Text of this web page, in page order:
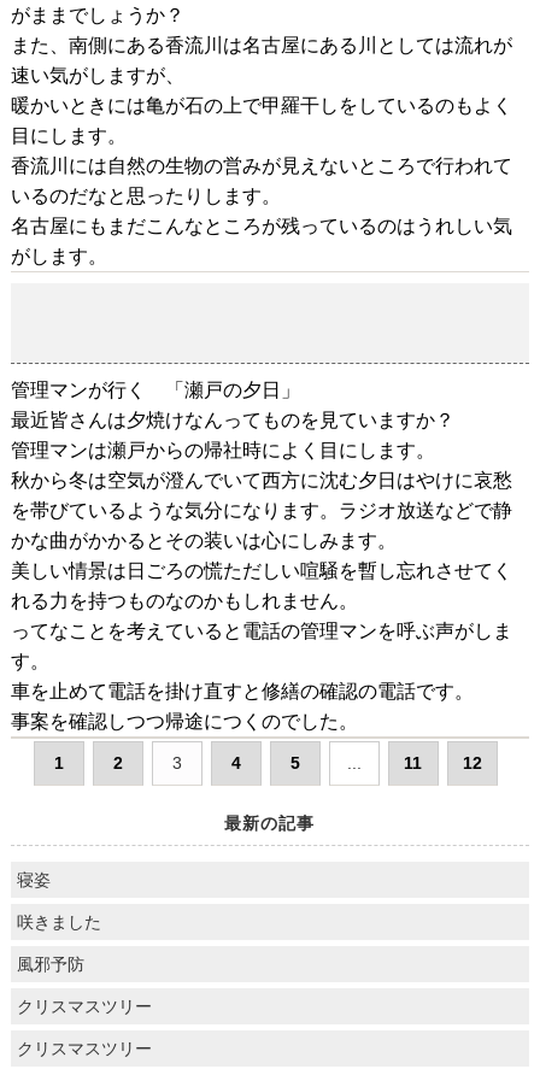
がままでしょうか？
また、南側にある香流川は名古屋にある川としては流れが
速い気がしますが、
暖かいときには亀が石の上で甲羅干しをしているのもよく
目にします。
香流川には自然の生物の営みが見えないところで行われて
いるのだなと思ったりします。
名古屋にもまだこんなところが残っているのはうれしい気
がします。
管理マンが行く 「瀬戸の夕日」
最近皆さんは夕焼けなんってものを見ていますか？
管理マンは瀬戸からの帰社時によく目にします。
秋から冬は空気が澄んでいて西方に沈む夕日はやけに哀愁
を帯びているような気分になります。ラジオ放送などで静
かな曲がかかるとその装いは心にしみます。
美しい情景は日ごろの慌ただしい喧騒を暫し忘れさせてく
れる力を持つものなのかもしれません。
ってなことを考えていると電話の管理マンを呼ぶ声がしま
す。
車を止めて電話を掛け直すと修繕の確認の電話です。
事案を確認しつつ帰途につくのでした。
1 2 3 4 5 11 12
最新の記事
寝姿
咲きました
風邪予防
クリスマスツリー
クリスマスツリー